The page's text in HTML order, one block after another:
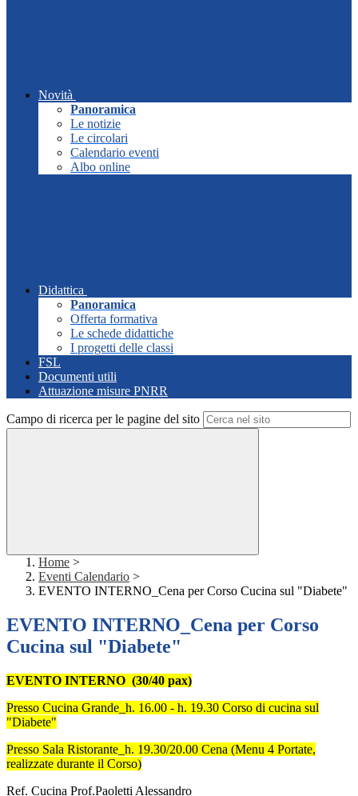
Novità
Panoramica
Le notizie
Le circolari
Calendario eventi
Albo online
Didattica
Panoramica
Offerta formativa
Le schede didattiche
I progetti delle classi
FSL
Documenti utili
Attuazione misure PNRR
Campo di ricerca per le pagine del sito
Home >
Eventi Calendario >
EVENTO INTERNO_Cena per Corso Cucina sul "Diabete"
EVENTO INTERNO_Cena per Corso
Cucina sul "Diabete"
EVENTO INTERNO (30/40 pax)
Presso Cucina Grande_h. 16.00 - h. 19.30 Corso di cucina sul
"Diabete"
Presso Sala Ristorante_ h. 19.30/20.00 Cena (Menu 4 Portate,
realizzate durante il Corso)
Ref. Cucina Prof.Paoletti Alessandro